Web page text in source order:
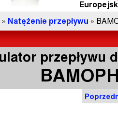
» Natężenie przepływu »
przepływu